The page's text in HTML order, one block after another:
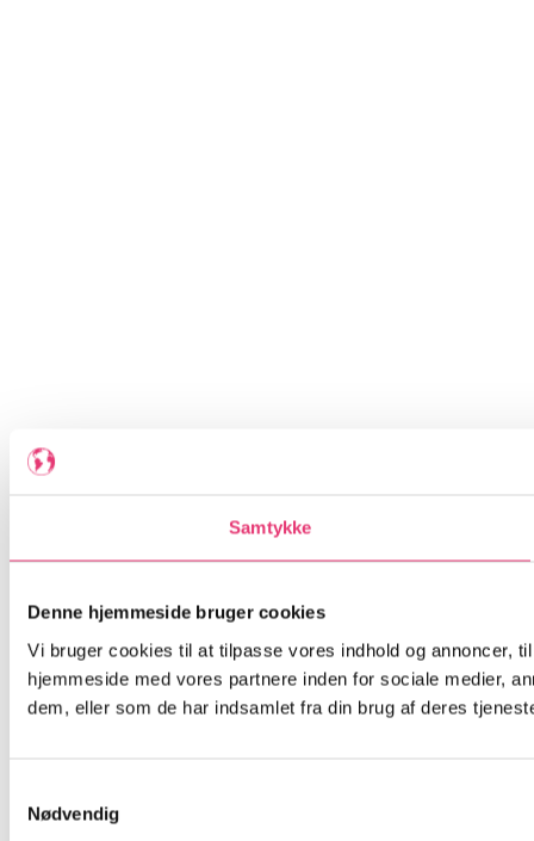
Samtykke
Denne hjemmeside bruger cookies
Vi bruger cookies til at tilpasse vores indhold og annoncer,
hjemmeside med vores partnere inden for sociale medier,
dem, eller som de har indsamlet fra din brug af deres
Nødvendig